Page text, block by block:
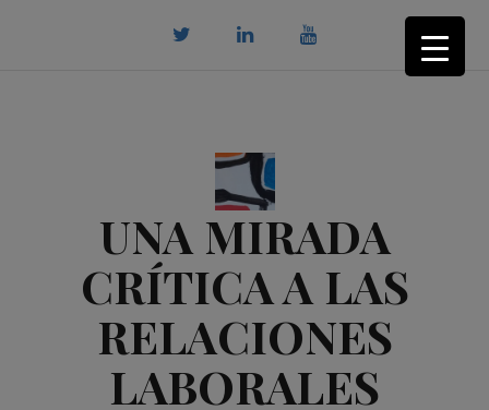
UNA MIRADA
CRÍTICA A LAS
RELACIONES
LABORALES